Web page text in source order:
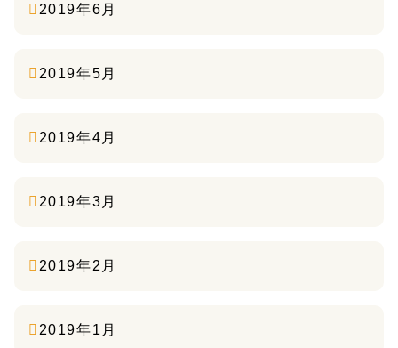
2019年6月
2019年5月
2019年4月
2019年3月
2019年2月
2019年1月